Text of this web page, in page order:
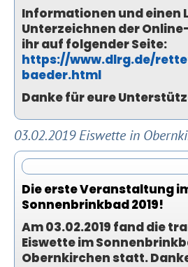
Informationen und einen
Unterzeichnen der
ihr auf folgender Seite:
https://www.dlrg.de/
baeder.html
Danke für eure
03.02.2019 Eiswette in
Die erste Veranstaltung
Sonnenbrinkbad 2019!
Am 03.02.2019 fand die
Eiswette im
Obernkirchen statt.